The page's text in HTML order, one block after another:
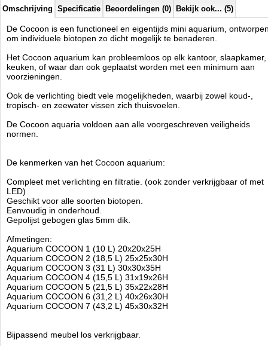
Afmeting 45x30x32H cm
Inclusief: Glazen afdekkap, onderlegmat, flow filter,
verlichtingssysteem
Aquatic Nature
Manufactured by: Aquatic Nature
Model:AN-02306SI
121 134.95 134.95 Available from:Aquariumonderdelen.nl 2026-08-18
Pre-Order New
Omschrijving Specificatie Beoordelingen (0) Bekijk ook... (5)
De Cocoon is een functioneel en eigentijds mini aquarium,
om individuele biotopen zo dicht mogelijk te benaderen.
Het Cocoon aquarium kan probleemloos op elk kantoor, slaapkamer,
keuken, of waar dan ook geplaatst worden met een minimum aan
voorzieningen.
Ook de verlichting biedt vele mogelijkheden, waarbij zowel koud-,
tropisch- en zeewater vissen zich thuisvoelen.
De Cocoon aquaria voldoen aan alle voorgeschreven veiligheids
normen.
De kenmerken van het Cocoon aquarium:
Compleet met verlichting en filtratie. (ook zonder verkrijgbaar of met
LED)
Geschikt voor alle soorten biotopen.
Eenvoudig in onderhoud.
Gepolijst gebogen glas 5mm dik.
Afmetingen:
Aquarium COCOON 1 (10 L) 20x20x25H
Aquarium COCOON 2 (18,5 L) 25x25x30H
Aquarium COCOON 3 (31 L) 30x30x35H
Aquarium COCOON 4 (15,5 L) 31x19x26H
Aquarium COCOON 5 (21,5 L) 35x22x28H
Aquarium COCOON 6 (31,2 L) 40x26x30H
Aquarium COCOON 7 (43,2 L) 45x30x32H
Bijpassend meubel los verkrijgbaar.